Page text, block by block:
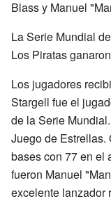
Blass y Manuel
La Serie Mundial
Los Piratas
Los jugadores
Stargell fue el
de la Serie
Juego de Estrellas.
bases con 77 en el
fueron Manuel
excelente lanzador